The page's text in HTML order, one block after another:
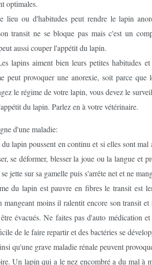
optimales.
lieu ou d'habitudes peut rendre le lapin
transit ne se bloque pas mais c'est un
aussi couper l'appétit du lapin.
lapins aiment bien leurs petites habitudes
peut provoquer une anorexie, soit parce
le régime de votre lapin, vous devez le
du lapin. Parlez en à votre vétérinaire.
d'une maladie:
lapin poussent en continu et si elles sont
se déformer, blesser la joue ou la langue et
jette sur sa gamelle puis s'arrête net et ne
du lapin est pauvre en fibres le transit est
mangeant moins il ralentit encore son transit
évacués. Ne faites pas d'auto médication
de le faire repartir et des bactéries se
qu'une grave maladie rénale peuvent
Un lapin qui a le nez encombré a du mal à